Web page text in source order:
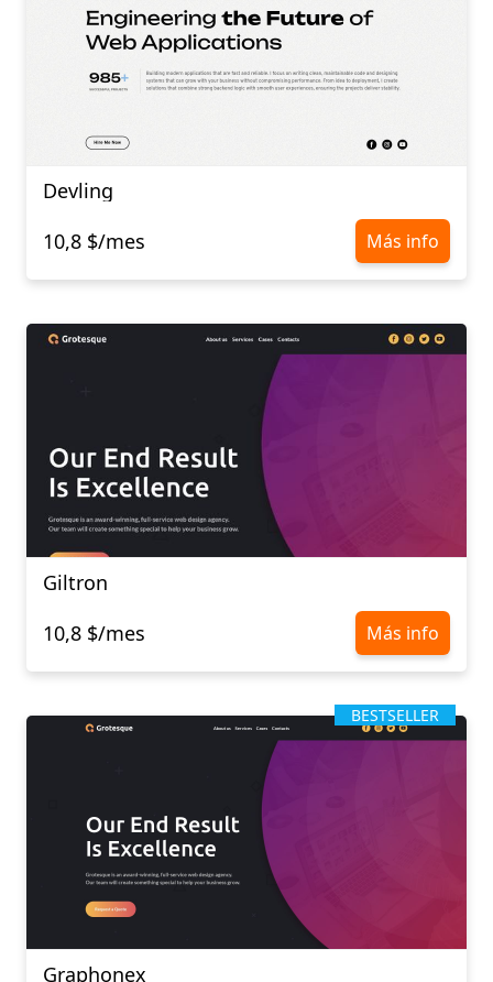
Devling
10,8 $/mes
Más info
Giltron
10,8 $/mes
Más info
BESTSELLER
Graphonex